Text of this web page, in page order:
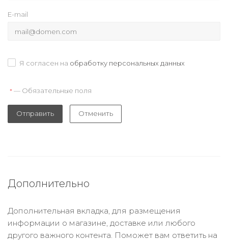
E-mail
Я согласен на обработку персональных данных
* — Обязательные поля
Отправить Отменить
Дополнительно
Дополнительная вкладка, для размещения
информации о магазине, доставке или любого
другого важного контента. Поможет вам ответить на